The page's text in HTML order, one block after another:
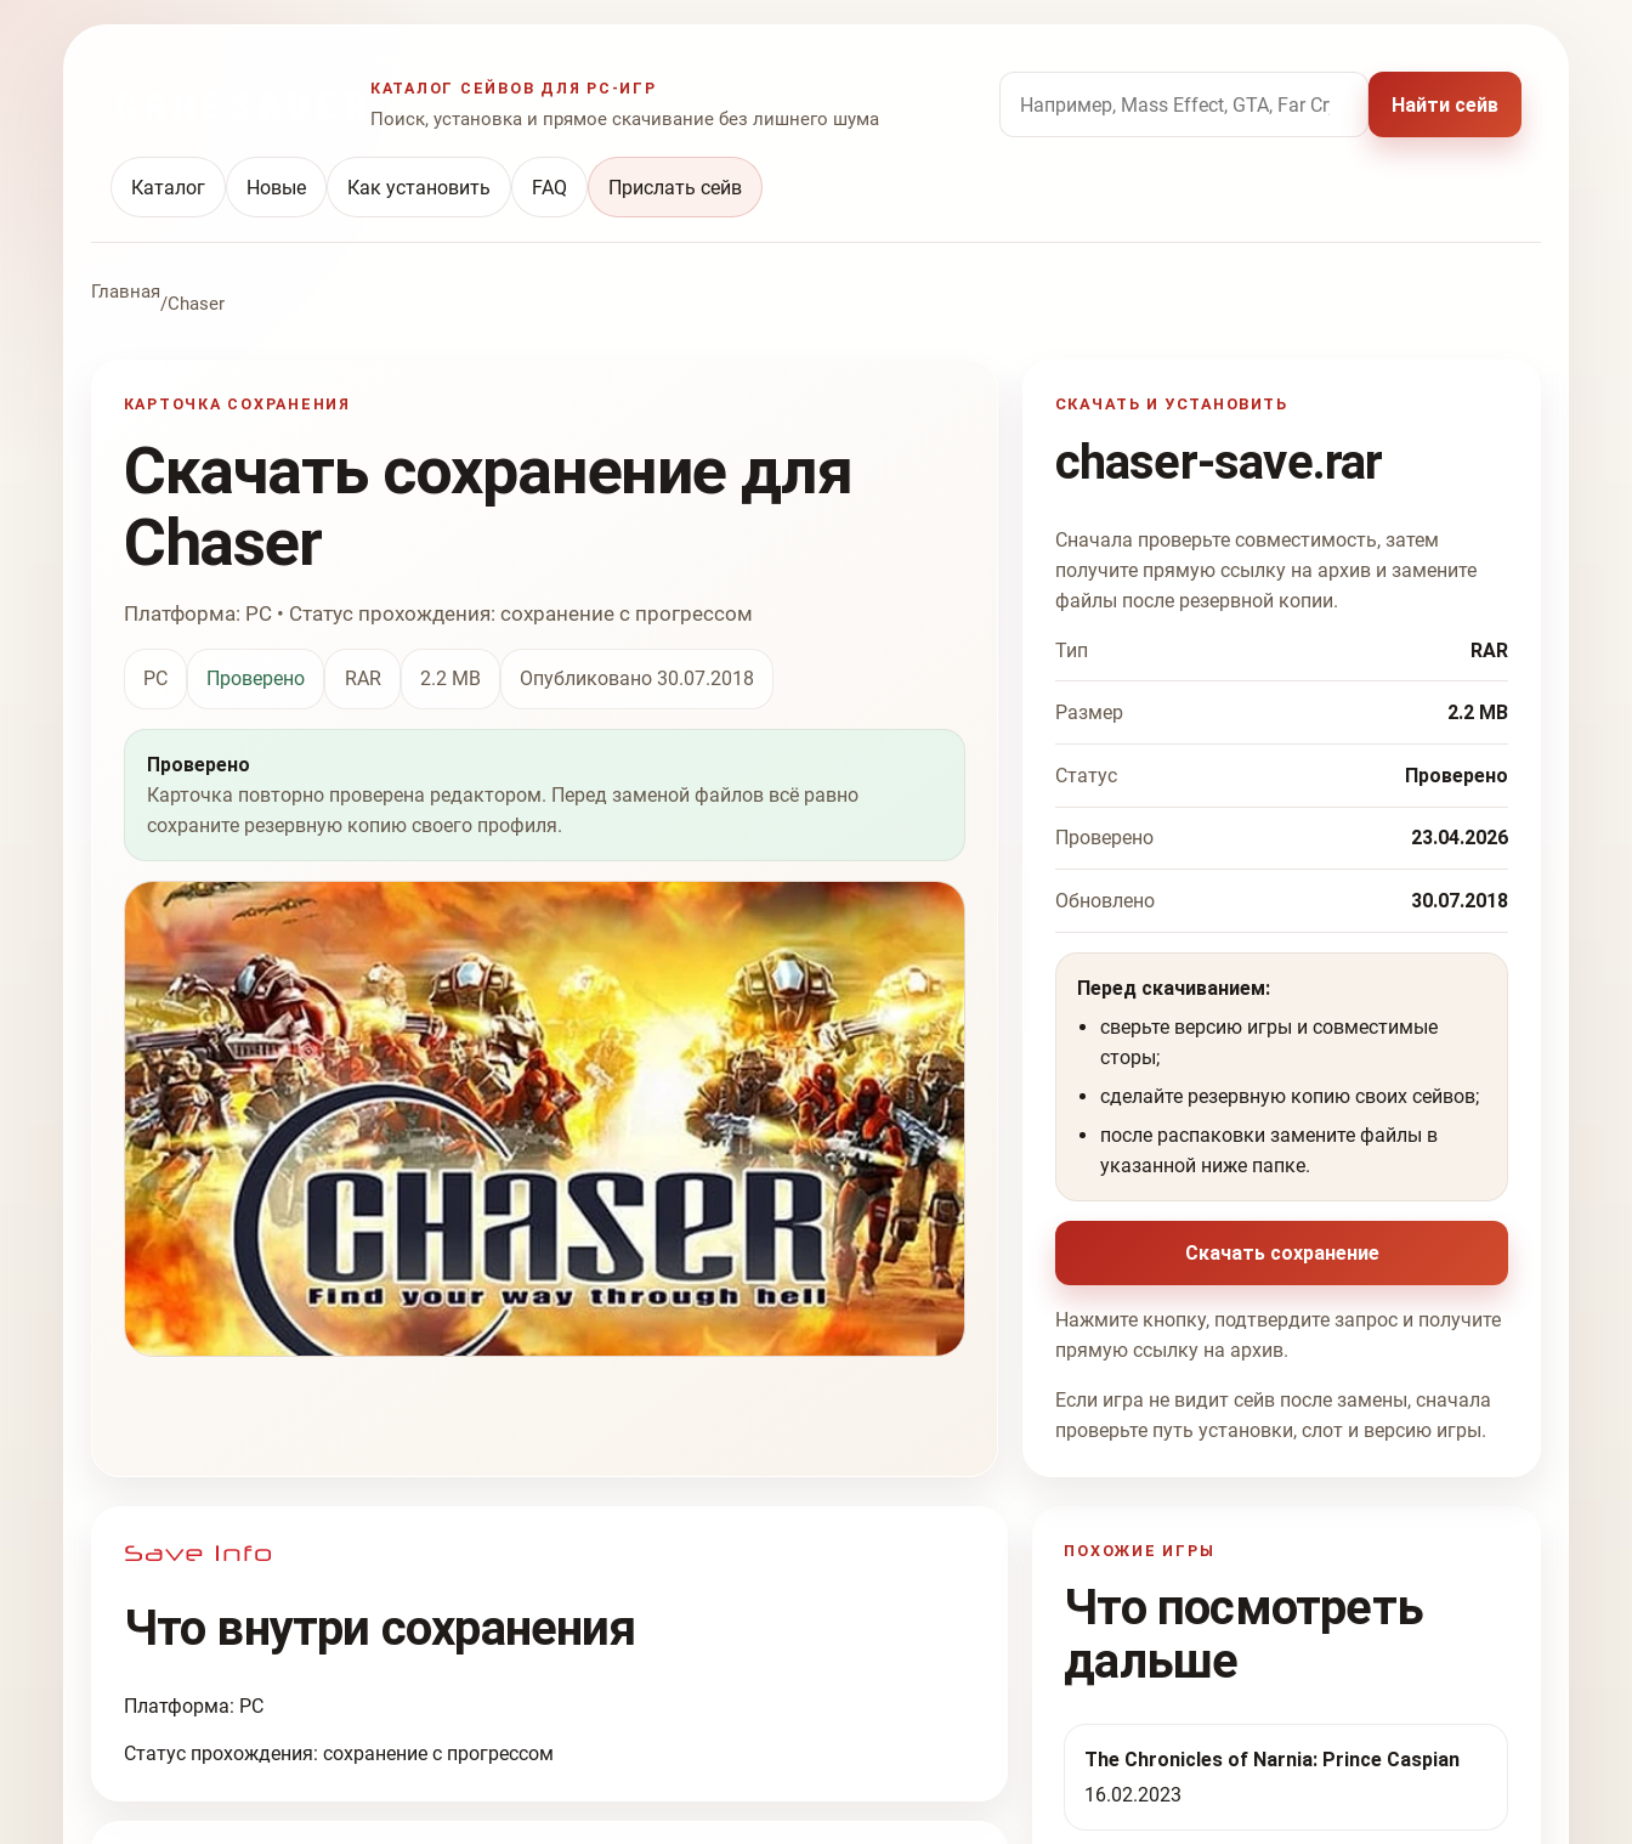
КАТАЛОГ СЕЙВОВ ДЛЯ PC-ИГР
Поиск, установка и прямое скачивание без лишнего шума
Поиск по названию игры
Найти сейв
Каталог Новые Как установить FAQ Прислать сейв
Главная
/Chaser
КАРТОЧКА СОХРАНЕНИЯ
Скачать сохранение для
Chaser
Платформа: PC • Статус прохождения: сохранение с прогрессом
PC Проверено RAR 2.2 MB Опубликовано 30.07.2018
Проверено
Карточка повторно проверена редактором. Перед заменой файлов всё равно
сохраните резервную копию своего профиля.
СКАЧАТЬ И УСТАНОВИТЬ
chaser-save.rar
Сначала проверьте совместимость, затем
получите прямую ссылку на архив и замените
файлы после резервной копии.
Тип RAR
Размер 2.2 MB
Статус Проверено
Проверено 23.04.2026
Обновлено 30.07.2018
Перед скачиванием:
сверьте версию игры и совместимые
сторы;
сделайте резервную копию своих сейвов;
после распаковки замените файлы в
указанной ниже папке.
Скачать сохранение
Нажмите кнопку, подтвердите запрос и получите
прямую ссылку на архив.
Если игра не видит сейв после замены, сначала
проверьте путь установки, слот и версию игры.
Что внутри сохранения
Платформа: PC
Статус прохождения: сохранение с прогрессом
ПОХОЖИЕ ИГРЫ
Что посмотреть
дальше
The Chronicles of Narnia: Prince Caspian
16.02.2023